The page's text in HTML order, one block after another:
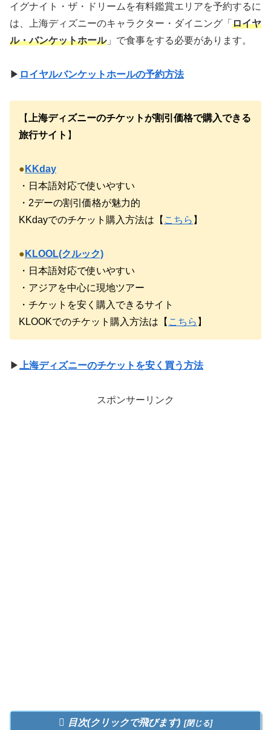
イグナイト・ザ・ドリームを有料鑑賞エリアを予約するに
は、上海ディズニーのキャラクター・ダイニング「 ロイヤ
ル・バンケットホール」で食事をする必要があります。
▶ ロイヤルバンケットホールの予約方法
【
上海ディズニーのチケットが割引価格で購入できる
旅行サイト 】
● KKday
・日本語対応で使いやすい
・2デーの割引価格が魅力的
KKdayでのチケット購入方法は【 こちら 】
● KLOOL(クルック)
・日本語対応で使いやすい
・アジアを中心に現地ツアー
・チケットを安く購入できるサイト
KLOOKでのチケット購入方法は【 こちら 】
▶ 上海ディズニーのチケットを安く買う方法
スポンサーリンク
目次(クリックで飛びます)